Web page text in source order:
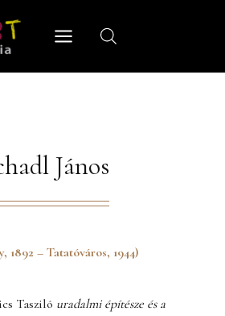
János
1892 – Tatatóváros, 1944)
Tasziló uradalmi építésze és a